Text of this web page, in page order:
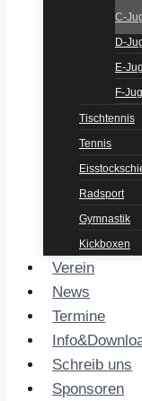
C-
D-
E-
F-
Tischtennis
Tennis
Radsport
Gymnastik
Kickboxen
Verein
News
Termine
Schreib uns
Sponsoren